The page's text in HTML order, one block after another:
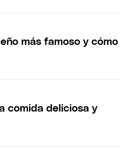
más famoso y cómo
comida deliciosa y